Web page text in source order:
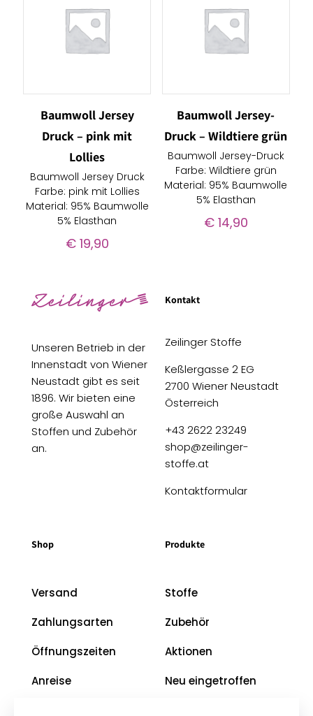
Baumwoll Jersey
Druck – pink mit
Lollies
Baumwoll Jersey Druck
Farbe: pink mit Lollies
Material: 95% Baumwolle
5% Elasthan
€19,90
Baumwoll Jersey-
Druck – Wildtiere grün
Baumwoll Jersey-Druck
Farbe: Wildtiere grün
Material: 95% Baumwolle
5% Elasthan
€14,90
Unseren Betrieb in der
Innenstadt von Wiener
Neustadt gibt es seit
1896. Wir bieten eine
große Auswahl an
Stoffen und Zubehör
an.
Kontakt
Zeilinger Stoffe
Keßlergasse 2 EG
2700 Wiener Neustadt
Österreich
+43 2622 23249
shop@zeilinger-
stoffe.at
Kontaktformular
Shop
Versand
Zahlungsarten
Öffnungszeiten
Anreise
Produkte
Stoffe
Zubehör
Aktionen
Neu eingetroffen